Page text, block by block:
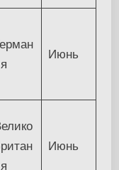
Июнь
Июнь